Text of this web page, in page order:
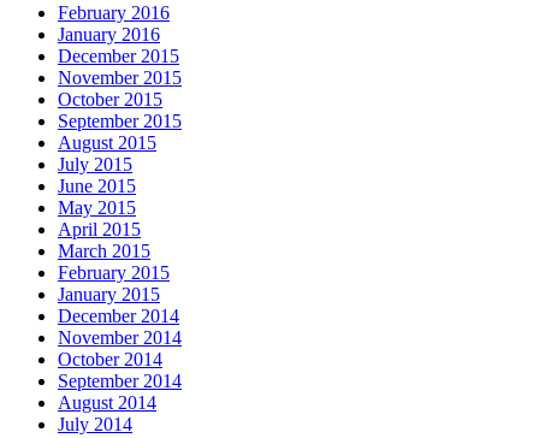
February 2016
January 2016
December 2015
November 2015
October 2015
September 2015
August 2015
July 2015
June 2015
May 2015
April 2015
March 2015
February 2015
January 2015
December 2014
November 2014
October 2014
September 2014
August 2014
July 2014